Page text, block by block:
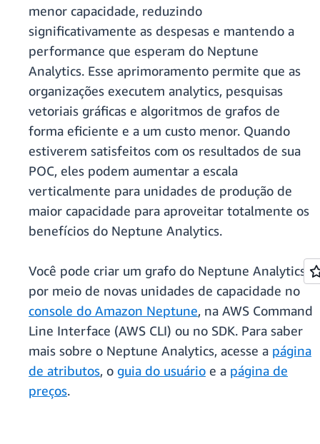
menor capacidade, reduzindo
significativamente as despesas e mantendo a
performance que esperam do Neptune
Analytics. Esse aprimoramento permite que as
organizações executem analytics, pesquisas
vetoriais gráficas e algoritmos de grafos de
forma eficiente e a um custo menor. Quando
estiverem satisfeitos com os resultados de sua
POC, eles podem aumentar a escala
verticalmente para unidades de produção de
maior capacidade para aproveitar totalmente os
benefícios do Neptune Analytics.
Você pode criar um grafo do Neptune Analytics
por meio de novas unidades de capacidade no
console do Amazon Neptune, na AWS Command
Line Interface (AWS CLI) ou no SDK. Para saber
mais sobre o Neptune Analytics, acesse a página
de atributos, o guia do usuário e a página de
preços.